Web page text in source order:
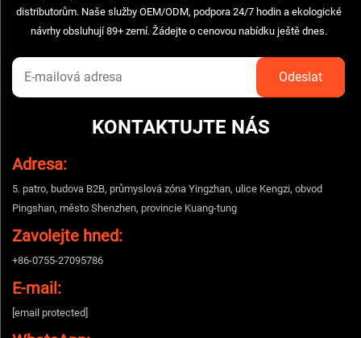
distributorům. Naše služby OEM/ODM, podpora 24/7 hodin a ekologické
návrhy obsluhují 89+ zemí. Žádejte o cenovou nabídku ještě dnes.
KONTAKTUJTE NÁS
Adresa:
5. patro, budova B2B, průmyslová zóna Yingzhan, ulice Kengzi, obvod
Pingshan, město Shenzhen, provincie Kuang-tung
Zavolejte hned:
+86-0755-27095786
E-mail:
[email protected]